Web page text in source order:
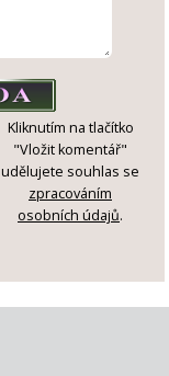
Kliknutím na tlačítko
"Vložit komentář"
udělujete souhlas se
zpracováním
osobních údajů.